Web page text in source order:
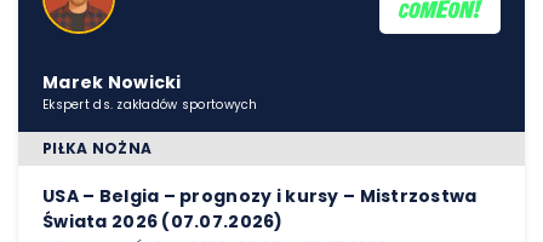
Marek Nowicki
Ekspert ds. zakładów sportowych
PIŁKA NOŻNA
USA – Belgia – prognozy i kursy – Mistrzostwa
Świata 2026 (07.07.2026)